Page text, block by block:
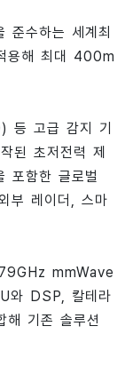
수하는 세계최
용해 최대 400m
등 고급 감지 기
된 초저전력 제
함한 글로벌
부 레이더, 스마
mmWave
와 DSP, 칼테라
해 기존 솔루션